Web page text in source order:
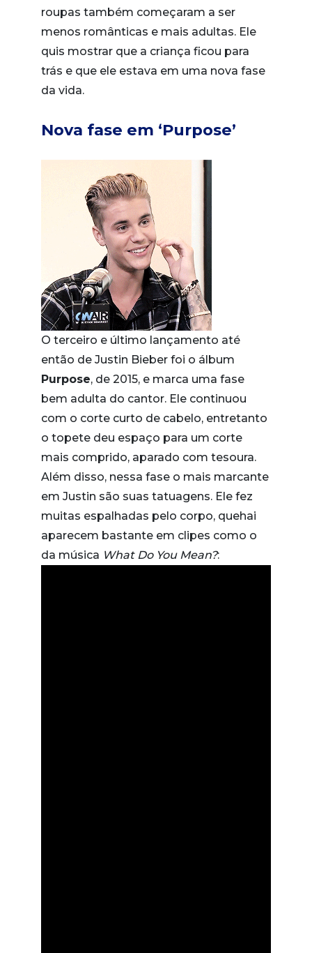
roupas também começaram a ser
menos românticas e mais adultas. Ele
quis mostrar que a criança ficou para
trás e que ele estava em uma nova fase
da vida.
Nova fase em ‘Purpose’
O terceiro e último lançamento até
então de Justin Bieber foi o álbum
Purpose, de 2015, e marca uma fase
bem adulta do cantor. Ele continuou
com o corte curto de cabelo, entretanto
o topete deu espaço para um corte
mais comprido, aparado com tesoura.
Além disso, nessa fase o mais marcante
em Justin são suas tatuagens. Ele fez
muitas espalhadas pelo corpo, quehai
aparecem bastante em clipes como o
da música What Do You Mean?: